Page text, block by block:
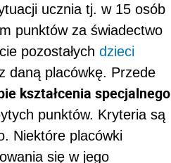
ucznia tj. w 15 osób
punktów za świadectwo
pozostałych dzieci
daną placówkę. Przede
kształcenia specjalnego
punktów. Kryteria są
Niektóre placówki
się w jego